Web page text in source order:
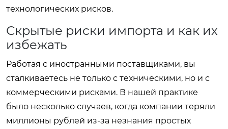
технологических рисков.
Скрытые риски импорта и как их
избежать
Работая с иностранными поставщиками, вы
сталкиваетесь не только с техническими, но и с
коммерческими рисками. В нашей практике
было несколько случаев, когда компании теряли
миллионы рублей из-за незнания простых